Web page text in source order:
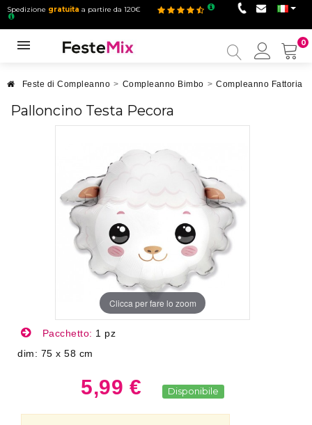
Spedizione gratuita a partire da 120€
0
mio
Feste di Compleanno > Compleanno Bimbo > Compleanno Fattoria
Palloncino Testa Pecora
Clicca per fare lo zoom
Pacchetto: 1 pz
dim: 75 x 58 cm
5,99 € Disponibile